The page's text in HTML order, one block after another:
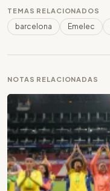
TEMAS RELACIONADOS
barcelona Emelec
NOTAS RELACIONADAS